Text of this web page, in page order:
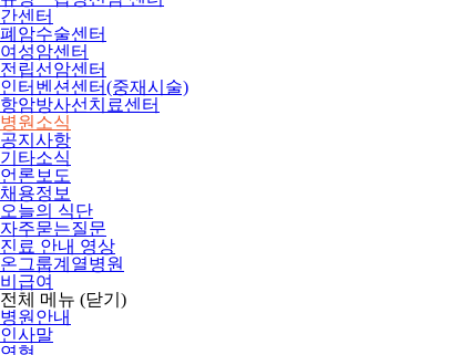
간센터
폐암수술센터
여성암센터
전립선암센터
인터벤션센터(중재시술)
항암방사선치료센터
병원소식
공지사항
기타소식
언론보도
채용정보
오늘의 식단
자주묻는질문
진료 안내 영상
온그룹계열병원
비급여
전체 메뉴 (닫기)
병원안내
인사말